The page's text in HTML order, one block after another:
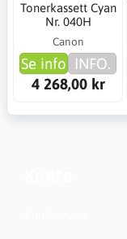
Tonerkassett Cyan
Nr. 040H
Canon
Se info INFO.
4 268,00 kr